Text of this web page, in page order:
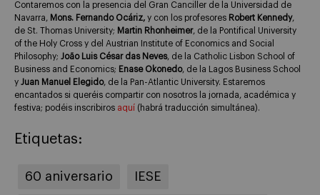
Contaremos con la presencia del Gran Canciller de la Universidad de
Navarra, Mons. Fernando Ocáriz, y con los profesores Robert Kennedy,
de St. Thomas University; Martin Rhonheimer, de la Pontifical University
of the Holy Cross y del Austrian Institute of Economics and Social
Philosophy; João Luis César das Neves, de la Catholic Lisbon School of
Business and Economics; Enase Okonedo, de la Lagos Business School
y Juan Manuel Elegido, de la Pan-Atlantic University. Estaremos
encantados si queréis compartir con nosotros la jornada, académica y
festiva; podéis inscribiros aquí (habrá traducción simultánea).
Etiquetas:
60 aniversario IESE